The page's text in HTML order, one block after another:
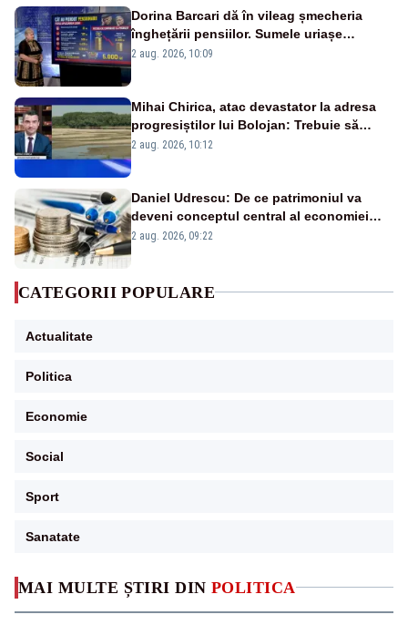
MAI MULTE ȘTIRI DIN POLITICA
Dorina Barcari dă în vileag șmecheria
înghețării pensiilor. Sumele uriașe
pierdute de fiecare român
2 aug. 2026, 10:09
Mihai Chirica, atac devastator la adresa
progresiștilor lui Bolojan: Trebuie să
protejăm și natura, dar nu șținem omaneii
2 aug. 2026, 10:12
Daniel Udrescu: De ce patrimoniul va
deveni conceptul central al economiei
viitoare?
2 aug. 2026, 09:22
CATEGORII POPULARE
Actualitate
Politica
Economie
Social
Sport
Sanatate